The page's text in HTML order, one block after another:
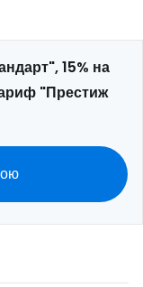
15% на
"Престиж